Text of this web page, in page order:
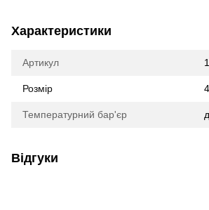
Характеристики
Артикул
Розмір
Температурний бар'єр
Відгуки